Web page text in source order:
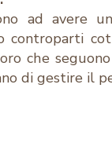
ad avere
controparti
che
di gestire il